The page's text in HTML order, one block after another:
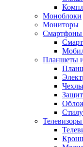
Моноблоки
Мониторы
Смартфоны
Планшеты